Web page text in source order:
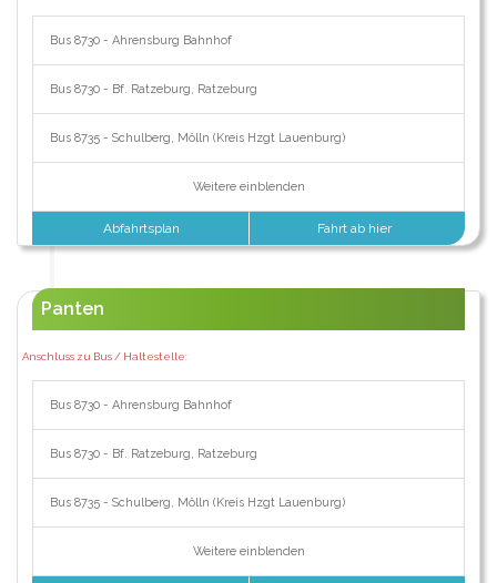
Bus 8730 - Ahrensburg Bahnhof
Bus 8730 - Bf. Ratzeburg, Ratzeburg
Bus 8735 - Schulberg, Mölln (Kreis Hzgt Lauenburg)
Weitere einblenden
Abfahrtsplan Fahrt ab hier
Panten
Anschluss zu Bus / Haltestelle:
Bus 8730 - Ahrensburg Bahnhof
Bus 8730 - Bf. Ratzeburg, Ratzeburg
Bus 8735 - Schulberg, Mölln (Kreis Hzgt Lauenburg)
Weitere einblenden